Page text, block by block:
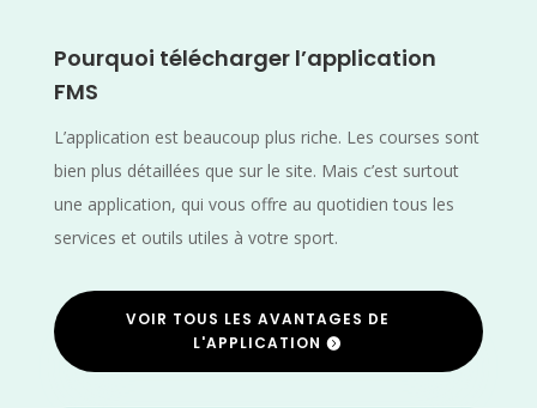
Pourquoi télécharger l’application
FMS
L’application est beaucoup plus riche. Les courses sont
bien plus détaillées que sur le site. Mais c’est surtout
une application, qui vous offre au quotidien tous les
services et outils utiles à votre sport.
VOIR TOUS LES AVANTAGES DE
L'APPLICATION